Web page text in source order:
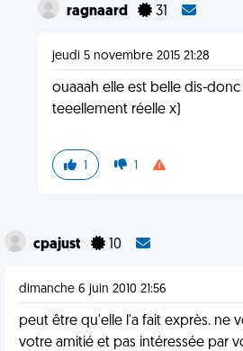
ragnaard 31
jeudi 5 novembre 2015 21:28
ouaaah elle est belle dis-donc
teeellement réelle x)
1 1
cpajust 10
dimanche 6 juin 2010 21:56
peut être qu'elle l'a fait exprès. ne
votre amitié et pas intéressée par